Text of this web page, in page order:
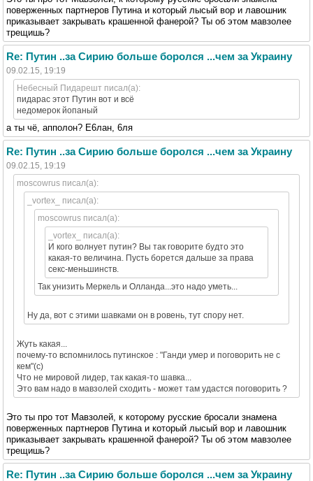
поверженных партнеров Путина и который лысый вор и лавошник
приказывает закрывать крашенной фанерой? Ты об этом мавзолее
трещишь?
Re: Путин ..за Сирию больше боролся ...чем за Украину
09.02.15, 19:19
Небесный Пидарешт писал(а):
пидарас этот Путин вот и всё
недомерок йопаный
а ты чё, апполон? Е6лан, 6ля
Re: Путин ..за Сирию больше боролся ...чем за Украину
09.02.15, 19:19
moscowrus писал(а):
_vortex_ писал(а):
moscowrus писал(а):
_vortex_ писал(а):
И кого волнует путин? Вы так говорите будто это
какая-то величина. Пусть борется дальше за права
секс-меньшинств.
Так унизить Меркель и Олланда...это надо уметь...
Ну да, вот с этими шавками он в ровень, тут спору нет.
Жуть какая...
почему-то вспомнилось путинское : "Ганди умер и поговорить не с
кем"(с)
Что не мировой лидер, так какая-то шавка...
Это вам надо в мавзолей сходить - может там удастся поговорить ?
Это ты про тот Мавзолей, к которому русские бросали знамена
поверженных партнеров Путина и который лысый вор и лавошник
приказывает закрывать крашенной фанерой? Ты об этом мавзолее
трещишь?
Re: Путин ..за Сирию больше боролся ...чем за Украину